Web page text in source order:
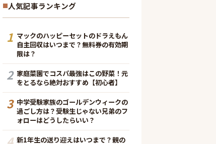
人気記事ランキング
1 マックのハッピーセットのドラえもん
自主回収はいつまで？無料券の有効期
限は？
2 家庭菜園でコスパ最強はこの野菜！元
をとるなら絶対おすすめ【初心者】
3 中学受験家族のゴールデンウィークの
過ごし方は？受験生じゃない兄弟のフ
ォローはどうしたらいい？
新1年生の送り迎えはいつまで？親の